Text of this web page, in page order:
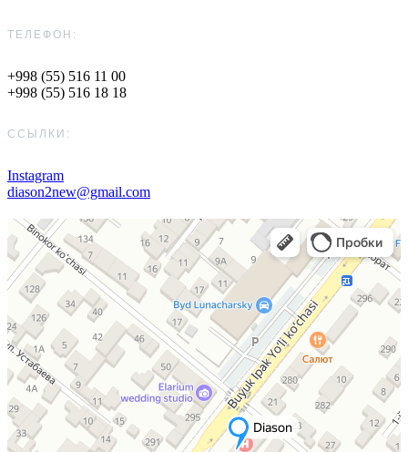
ТЕЛЕФОН:
+998 (55) 516 11 00
+998 (55) 516 18 18
ССЫЛКИ:
Instagram
diason2new@gmail.com